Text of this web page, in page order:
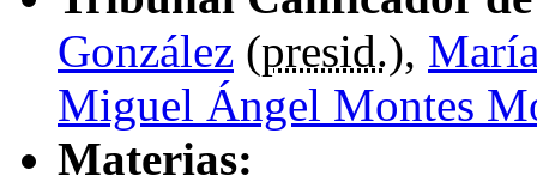
González (presid.),
Miguel Ángel Montes
Materias: